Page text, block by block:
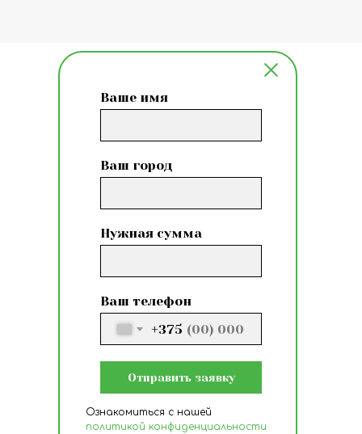
Ваше имя
Ваш город
Нужная сумма
Ваш телефон
+375
Отправить заявку
Ознакомиться с нашей
политикой конфиденциальности